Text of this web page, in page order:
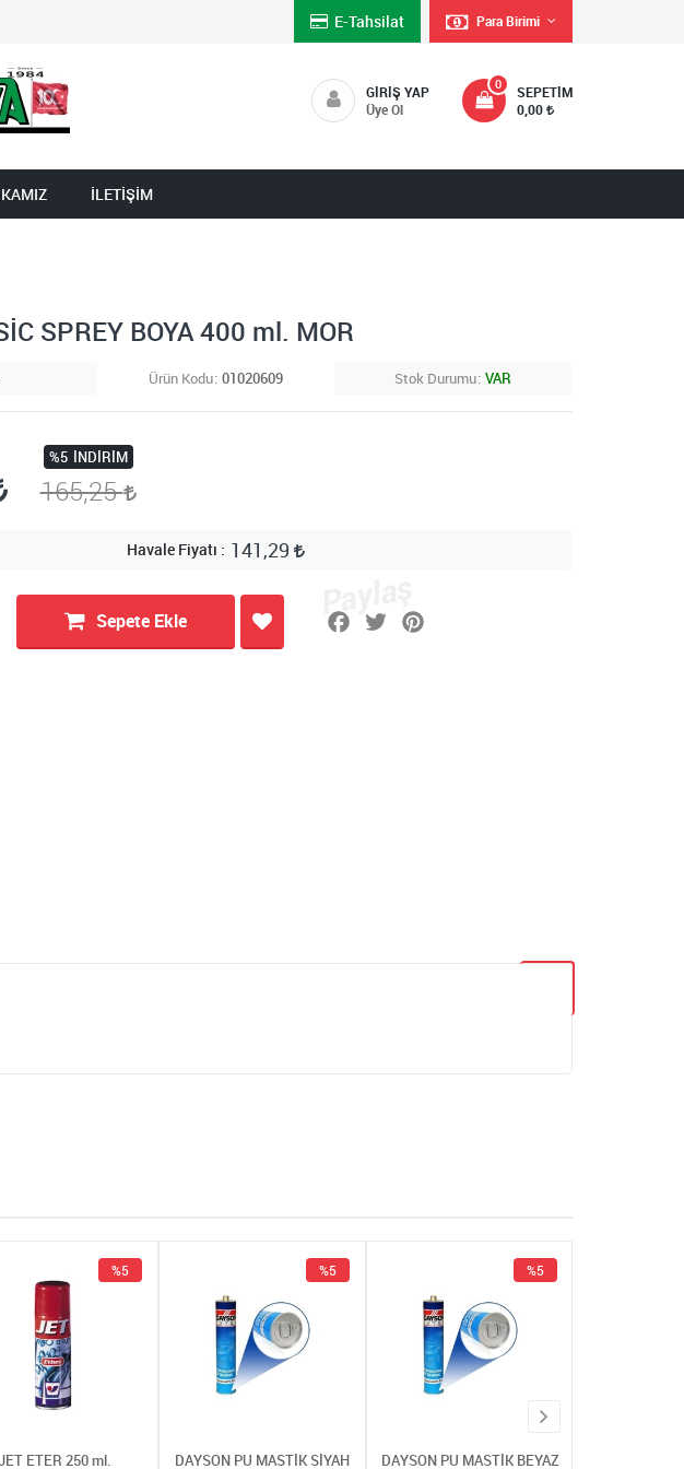
E-Tahsilat Para Birimi
SEPETIM
0
0,00
GIRIŞ YAP
Üye Ol
İLETİŞİM
SPREY BOYA 400 ml. MOR
Ürün Kodu 01020609 Stok Durumu VAR
%5 İNDIRIM
165,25
Havale Fiyatı 141,29
Sepete Ekle
ETER 250 ml.
%5
DAYSON PU MASTİK SİYAH
%5
DAYSON PU MASTİK BEYAZ
%5